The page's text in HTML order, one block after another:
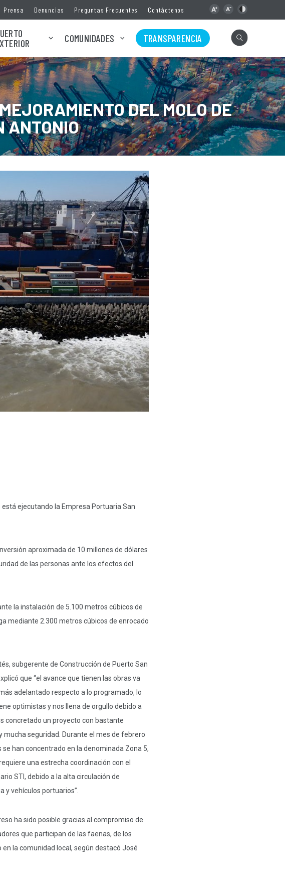
Prensa Denuncias Preguntas Frecuentes Contáctenos
COMUNIDADES TRANSPARENCIA
DEL MOLO DE
ANTONIO
ejecutando la Empresa Portuaria San
aproximada de 10 millones de dólares
de las personas ante los efectos del
la instalación de 5.100 metros cúbicos de
mediante 2.300 metros cúbicos de enrocado
subgerente de Construcción de Puerto San
que “el avance que tienen las obras va
adelantado respecto a lo programado, lo
optimistas y nos llena de orgullo debido a
concretado un proyecto con bastante
mucha seguridad. Durante el mes de febrero
se han concentrado en la denominada Zona 5,
una estrecha coordinación con el
STI, debido a la alta circulación de
y vehículos portuarios”.
ha sido posible gracias al compromiso de
que participan de las faenas, de los
la comunidad local, según destacó José